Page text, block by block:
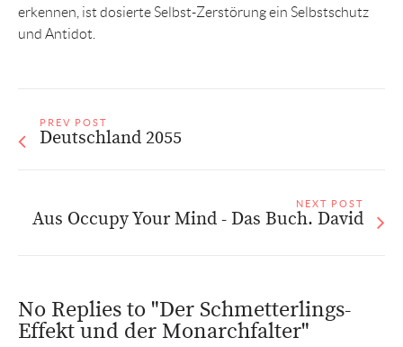
erkennen, ist dosierte Selbst-Zerstörung ein Selbstschutz
und Antidot.
PREV POST
Deutschland 2055
NEXT POST
Aus Occupy Your Mind - Das Buch. David
No Replies to "Der Schmetterlings-
Effekt und der Monarchfalter"